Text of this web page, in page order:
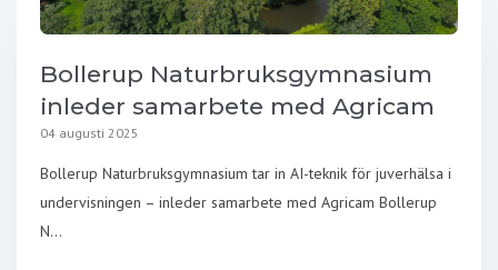
Bollerup Naturbruksgymnasium
inleder samarbete med Agricam
04 augusti 2025
Bollerup Naturbruksgymnasium tar in AI-teknik för juverhälsa i
undervisningen – inleder samarbete med Agricam Bollerup
N...